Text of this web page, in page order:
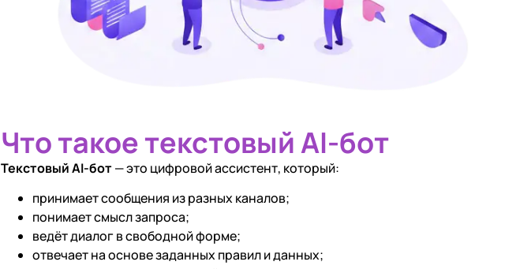
Что такое текстовый AI-бот
Текстовый AI-бот— это цифровой ассистент, который:
принимает сообщения из разных каналов;
понимает смысл запроса;
ведёт диалог в свободной форме;
отвечает на основе заданных правил и данных;